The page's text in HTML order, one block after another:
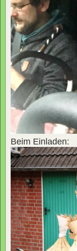
Beim Einladen: